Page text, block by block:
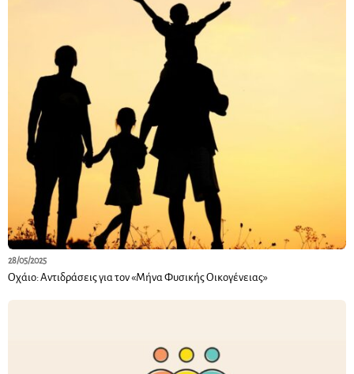
28/05/2025
Οχάιο: Αντιδράσεις για τον «Μήνα Φυσικής Οικογένειας»